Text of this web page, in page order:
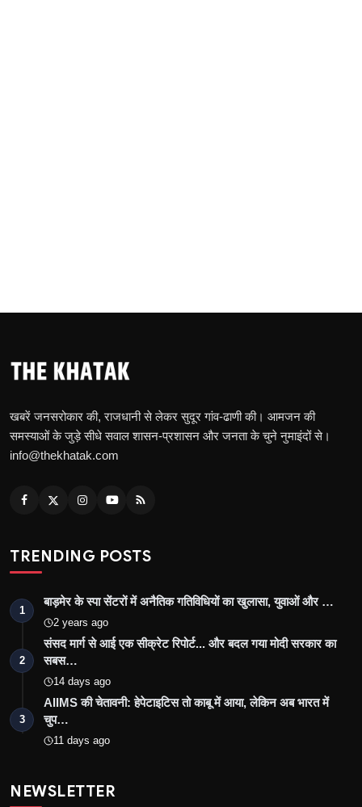
खबरें जनसरोकार की, राजधानी से लेकर सुदूर गांव-ढाणी की। आमजन की
समस्याओं के जुड़े सीधे सवाल शासन-प्रशासन और जनता के चुने नुमाइंदों से।
info@thekhatak.com
TRENDING POSTS
1
बाड़मेर के स्पा सेंटरों में अनैतिक गतिविधियों का खुलासा, युवाओं और …
2 years ago
2
संसद मार्ग से आई एक सीक्रेट रिपोर्ट... और बदल गया मोदी सरकार का
सबस…
14 days ago
3
AIIMS की चेतावनी: हेपेटाइटिस तो काबू में आया, लेकिन अब भारत में
चुप…
11 days ago
NEWSLETTER